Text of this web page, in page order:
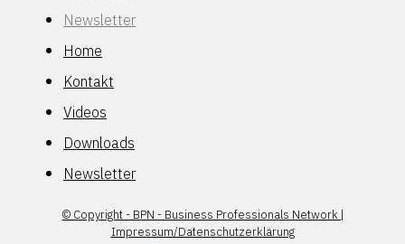
Newsletter
Home
Kontakt
Videos
Downloads
Newsletter
© Copyright - BPN - Business Professionals Network |
Impressum/Datenschutzerklärung